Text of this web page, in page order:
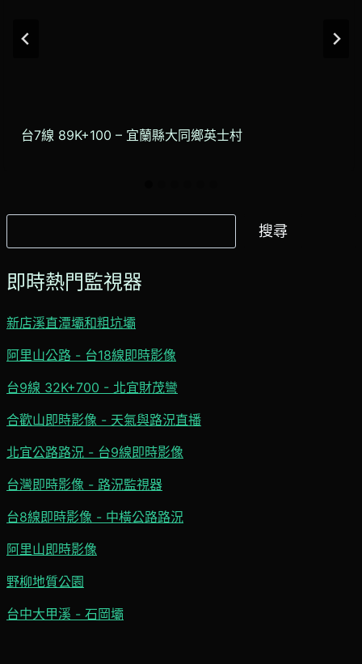
台7線 89K+100 – 宜蘭縣大同鄉英士村
尋
搜尋
即時熱門監視器
新店溪直潭壩和粗坑壩
阿里山公路 - 台18線即時影像
台9線 32K+700 - 北宜財茂彎
合歡山即時影像 - 天氣與路況直播
北宜公路路況 - 台9線即時影像
台灣即時影像 - 路況監視器
台8線即時影像 - 中橫公路路況
阿里山即時影像
野柳地質公園
台中大甲溪 - 石岡壩